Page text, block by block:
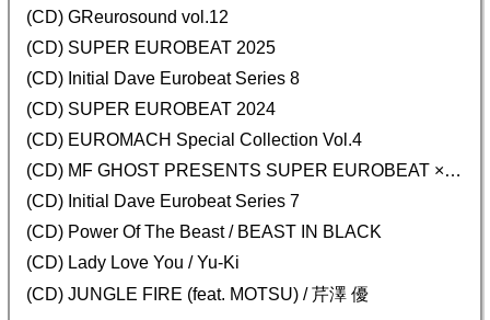
(CD) GReurosound vol.12
(CD) SUPER EUROBEAT 2025
(CD) Initial Dave Eurobeat Series 8
(CD) SUPER EUROBEAT 2024
(CD) EUROMACH Special Collection Vol.4
(CD) MF GHOST PRESENTS SUPER EUROBEAT × ORIGINAL SOUNDTRACK NEW COLLECTION
(CD) Initial Dave Eurobeat Series 7
(CD) Power Of The Beast / BEAST IN BLACK
(CD) Lady Love You / Yu-Ki
(CD) JUNGLE FIRE (feat. MOTSU) / 芹澤 優